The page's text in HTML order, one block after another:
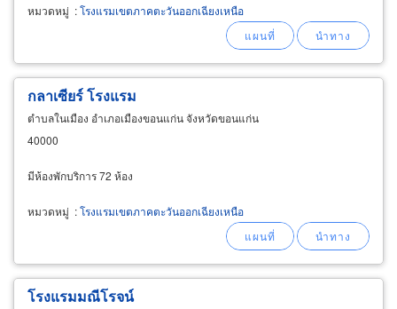
หมวดหมู่ :โรงแรมเขตภาคตะวันออกเฉียงเหนือ
กลาเซียร์ โรงแรม
ตำบลในเมือง อำเภอเมืองขอนแก่น จังหวัดขอนแก่น
40000
มีห้องพักบริการ 72 ห้อง
หมวดหมู่ :โรงแรมเขตภาคตะวันออกเฉียงเหนือ
โรงแรมมณีโรจน์